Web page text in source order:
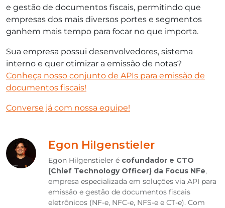
e gestão de documentos fiscais, permitindo que
empresas dos mais diversos portes e segmentos
ganhem mais tempo para focar no que importa.
Sua empresa possui desenvolvedores, sistema
interno e quer otimizar a emissão de notas?
Conheça nosso conjunto de APIs para emissão de
documentos fiscais!
Converse já com nossa equipe!
Egon Hilgenstieler
Egon Hilgenstieler é cofundador e CTO
(Chief Technology Officer) da Focus NFe,
empresa especializada em soluções via API para
emissão e gestão de documentos fiscais
eletrônicos (NF-e, NFC-e, NFS-e e CT-e). Com